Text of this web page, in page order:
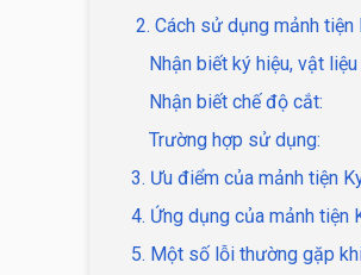
2. Cách sử dụng mảnh
Nhận biết ký hiệu, vật
Nhận biết chế độ cắt:
Trường hợp sử dụng:
3. Ưu điểm của mảnh tiện
4. Ứng dụng của mảnh tiện
5. Một số lỗi thường gặp